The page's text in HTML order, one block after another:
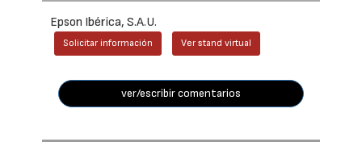
Epson Ibérica, S.A.U.
Solicitar información Ver stand virtual
ver/escribir comentarios